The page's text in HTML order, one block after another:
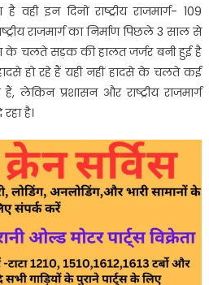
इन दिनों राष्ट्रीय राजमार्ग- 109
राजमार्ग का निर्माण पिछले 3 साल से
के चलते सड़क की हालत जर्जर बनी हुई है
हो रहे हैं यही नहीं हादसे के चलते कई
प्रशासन और राष्ट्रीय राजमार्ग
है।